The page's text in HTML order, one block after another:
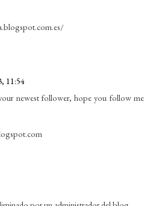
11:54
newest follower, hope you follow me